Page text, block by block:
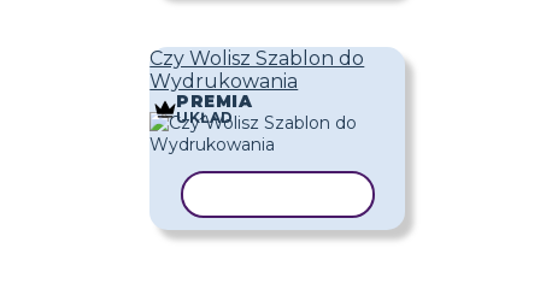
Czy Wolisz Szablon do
Wydrukowania
PREMIA
UKŁAD